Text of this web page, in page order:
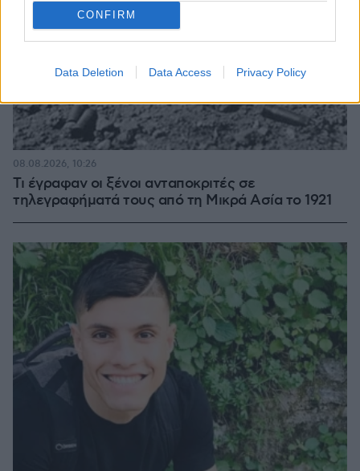
CONFIRM
Data Deletion Data Access Privacy Policy
Τι έγραφαν οι ξένοι ανταποκριτές σε
τηλεγραφήματά τους από τη Μικρά Ασία το 1921
08.08.2026, 10:26